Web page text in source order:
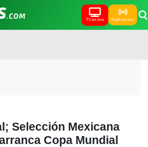
TV en vivo Radio en vivo
Selección Mexicana
Copa Mundial